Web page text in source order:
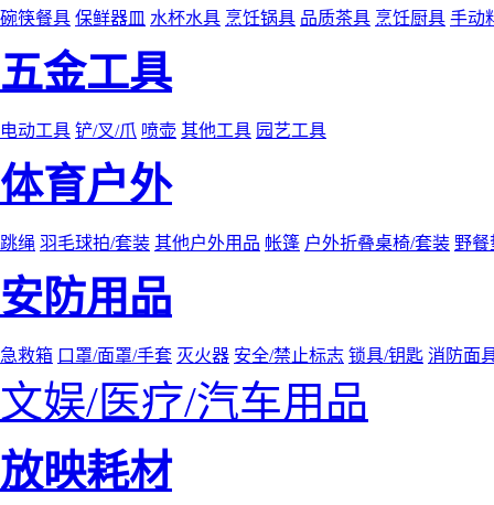
碗筷餐具 保鲜器皿 水杯水具 烹饪锅具 品质茶具 烹饪厨具 手动
五金工具
电动工具 铲/叉/爪 喷壶 其他工具 园艺工具
体育户外
跳绳 羽毛球拍/套装 其他户外用品 帐篷 户外折叠桌椅/套装 野餐
安防用品
急救箱 口罩/面罩/手套 灭火器 安全/禁止标志 锁具/钥匙 消防面
文娱/医疗/汽车用品
放映耗材